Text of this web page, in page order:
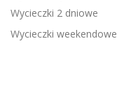
Wycieczki 2 dniowe
Wycieczki weekendowe